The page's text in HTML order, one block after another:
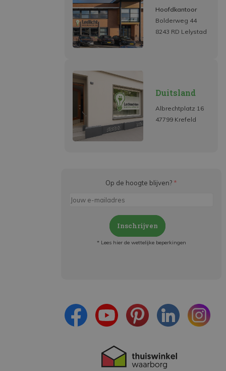
Hoofdkantoor
Bolderweg 44
8243 RD Lelystad
Duitsland
Albrechtplatz 16
47799 Krefeld
Op de hoogte blijven? *
Inschrijven
* Lees hier de wettelijke beperkingen